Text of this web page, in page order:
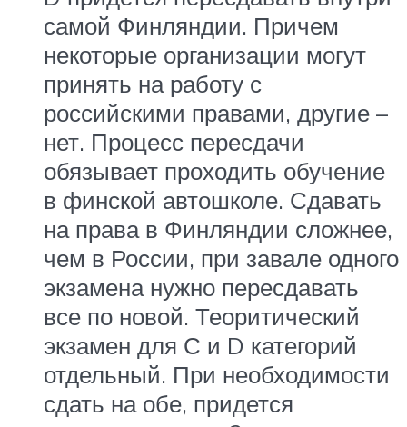
самой Финляндии. Причем
некоторые организации могут
принять на работу с
российскими правами, другие –
нет. Процесс пересдачи
обязывает проходить обучение
в финской автошколе. Сдавать
на права в Финляндии сложнее,
чем в России, при завале одного
экзамена нужно пересдавать
все по новой. Теоритический
экзамен для С и D категорий
отдельный. При необходимости
сдать на обе, придется